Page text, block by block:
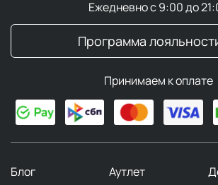
ройбуш, амбретта, белый мускус,
Профессиональное
Формулы продуктов разрабатывались
Бренд соответствует высоким
Благодаря этому WAVE существенно
Ежедневно с 9:00 до
Программа
Принимаем к оплате
Блог Аутлет